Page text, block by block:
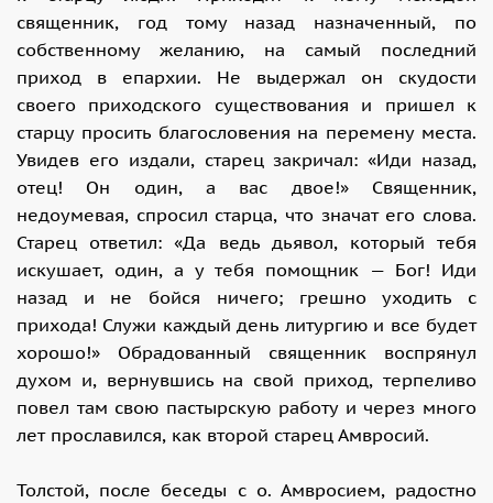
священник, год тому назад назначенный, по
собственному желанию, на самый последний
приход в епархии. Не выдержал он скудости
своего приходского существования и пришел к
старцу просить благословения на перемену места.
Увидев его издали, старец закричал: «Иди назад,
отец! Он один, а вас двое!» Священник,
недоумевая, спросил старца, что значат его слова.
Старец ответил: «Да ведь дьявол, который тебя
искушает, один, а у тебя помощник — Бог! Иди
назад и не бойся ничего; грешно уходить с
прихода! Служи каждый день литургию и все будет
хорошо!» Обрадованный священник воспрянул
духом и, вернувшись на свой приход, терпеливо
повел там свою пастырскую работу и через много
лет прославился, как второй старец Амвросий.
Толстой, после беседы с о. Амвросием, радостно